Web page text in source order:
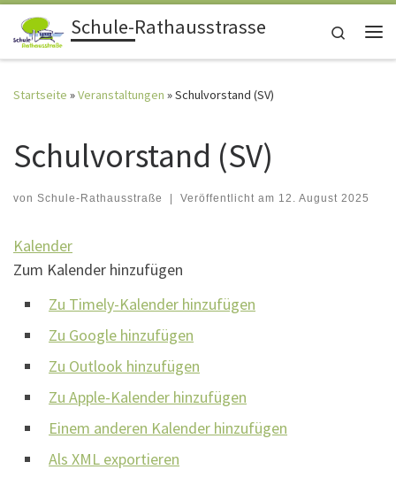
Zum Inhalt springen
Schule-Rathausstrasse
Search
Startseite »Veranstaltungen »Schulvorstand (SV)
Schulvorstand (SV)
von Schule-Rathausstraße | Veröffentlicht am 12. August 2025
Kalender
Zum Kalender hinzufügen
Zu Timely-Kalender hinzufügen
Zu Google hinzufügen
Zu Outlook hinzufügen
Zu Apple-Kalender hinzufügen
Einem anderen Kalender hinzufügen
Als XML exportieren